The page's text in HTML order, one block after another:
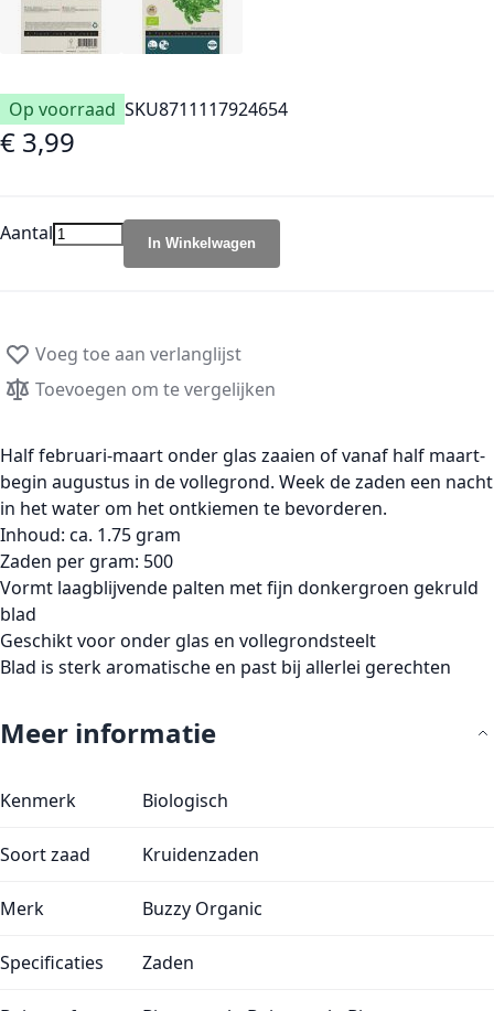
Op voorraad SKU8711117924654
€ 3,99
Aantal In Winkelwagen
Voeg toe aan verlanglijst
Toevoegen om te vergelijken
Half februari-maart onder glas zaaien of vanaf half maart-
begin augustus in de vollegrond. Week de zaden een nacht
in het water om het ontkiemen te bevorderen.
Inhoud: ca. 1.75 gram
Zaden per gram: 500
Vormt laagblijvende palten met fijn donkergroen gekruld
blad
Geschikt voor onder glas en vollegrondsteelt
Blad is sterk aromatische en past bij allerlei gerechten
Meer informatie
Kenmerk Biologisch
Soort zaad Kruidenzaden
Merk Buzzy Organic
Specificaties Zaden